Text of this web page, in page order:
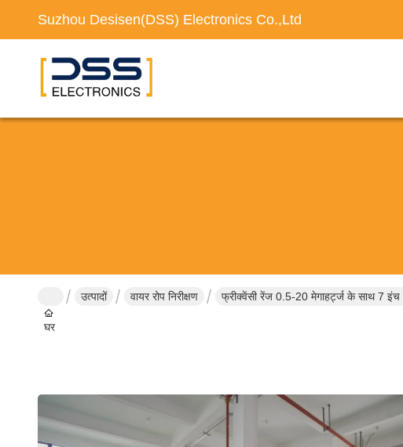
Suzhou Desisen(DSS) Electronics Co.,Ltd
घर
उत्पादों वायर रोप निरीक्षण फ्रीक्वेंसी रेंज 0.5-20 मेगाहर्ट्ज के साथ 7 इंच